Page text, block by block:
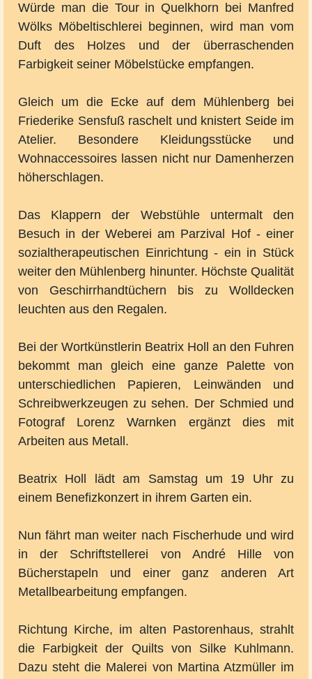
Würde man die Tour in Quelkhorn bei Manfred
Wölks Möbeltischlerei beginnen, wird man vom
Duft des Holzes und der überraschenden
Farbigkeit seiner Möbelstücke empfangen.
Gleich um die Ecke auf dem Mühlenberg bei
Friederike Sensfuß raschelt und knistert Seide im
Atelier. Besondere Kleidungsstücke und
Wohnaccessoires lassen nicht nur Damenherzen
höherschlagen.
Das Klappern der Webstühle untermalt den
Besuch in der Weberei am Parzival Hof - einer
sozialtherapeutischen Einrichtung - ein in Stück
weiter den Mühlenberg hinunter. Höchste Qualität
von Geschirrhandtüchern bis zu Wolldecken
leuchten aus den Regalen.
Bei der Wortkünstlerin Beatrix Holl an den Fuhren
bekommt man gleich eine ganze Palette von
unterschiedlichen Papieren, Leinwänden und
Schreibwerkzeugen zu sehen. Der Schmied und
Fotograf Lorenz Warnken ergänzt dies mit
Arbeiten aus Metall.
Beatrix Holl lädt am Samstag um 19 Uhr zu
einem Benefizkonzert in ihrem Garten ein.
Nun fährt man weiter nach Fischerhude und wird
in der Schriftstellerei von André Hille von
Bücherstapeln und einer ganz anderen Art
Metallbearbeitung empfangen.
Richtung Kirche, im alten Pastorenhaus, strahlt
die Farbigkeit der Quilts von Silke Kuhlmann.
Dazu steht die Malerei von Martina Atzmüller im